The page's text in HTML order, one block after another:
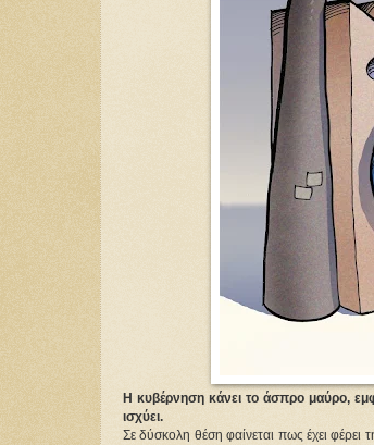
Η κυβέρνηση κάνει το άσπρο μαύρο,
ισχύει.
Σε δύσκολη θέση φαίνεται πως έχει